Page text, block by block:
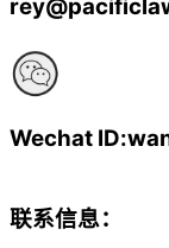
Wechat
联系信息：